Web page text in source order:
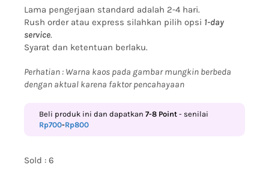
Lama pengerjaan standard adalah 2-4 hari.
Rush order atau express silahkan pilih opsi 1-day
service.
Syarat dan ketentuan berlaku.
Perhatian : Warna kaos pada gambar mungkin berbeda
dengan aktual karena faktor pencahayaan
Beli produk ini dan dapatkan7-8 Point - senilai
Rp700-Rp800
Sold : 6